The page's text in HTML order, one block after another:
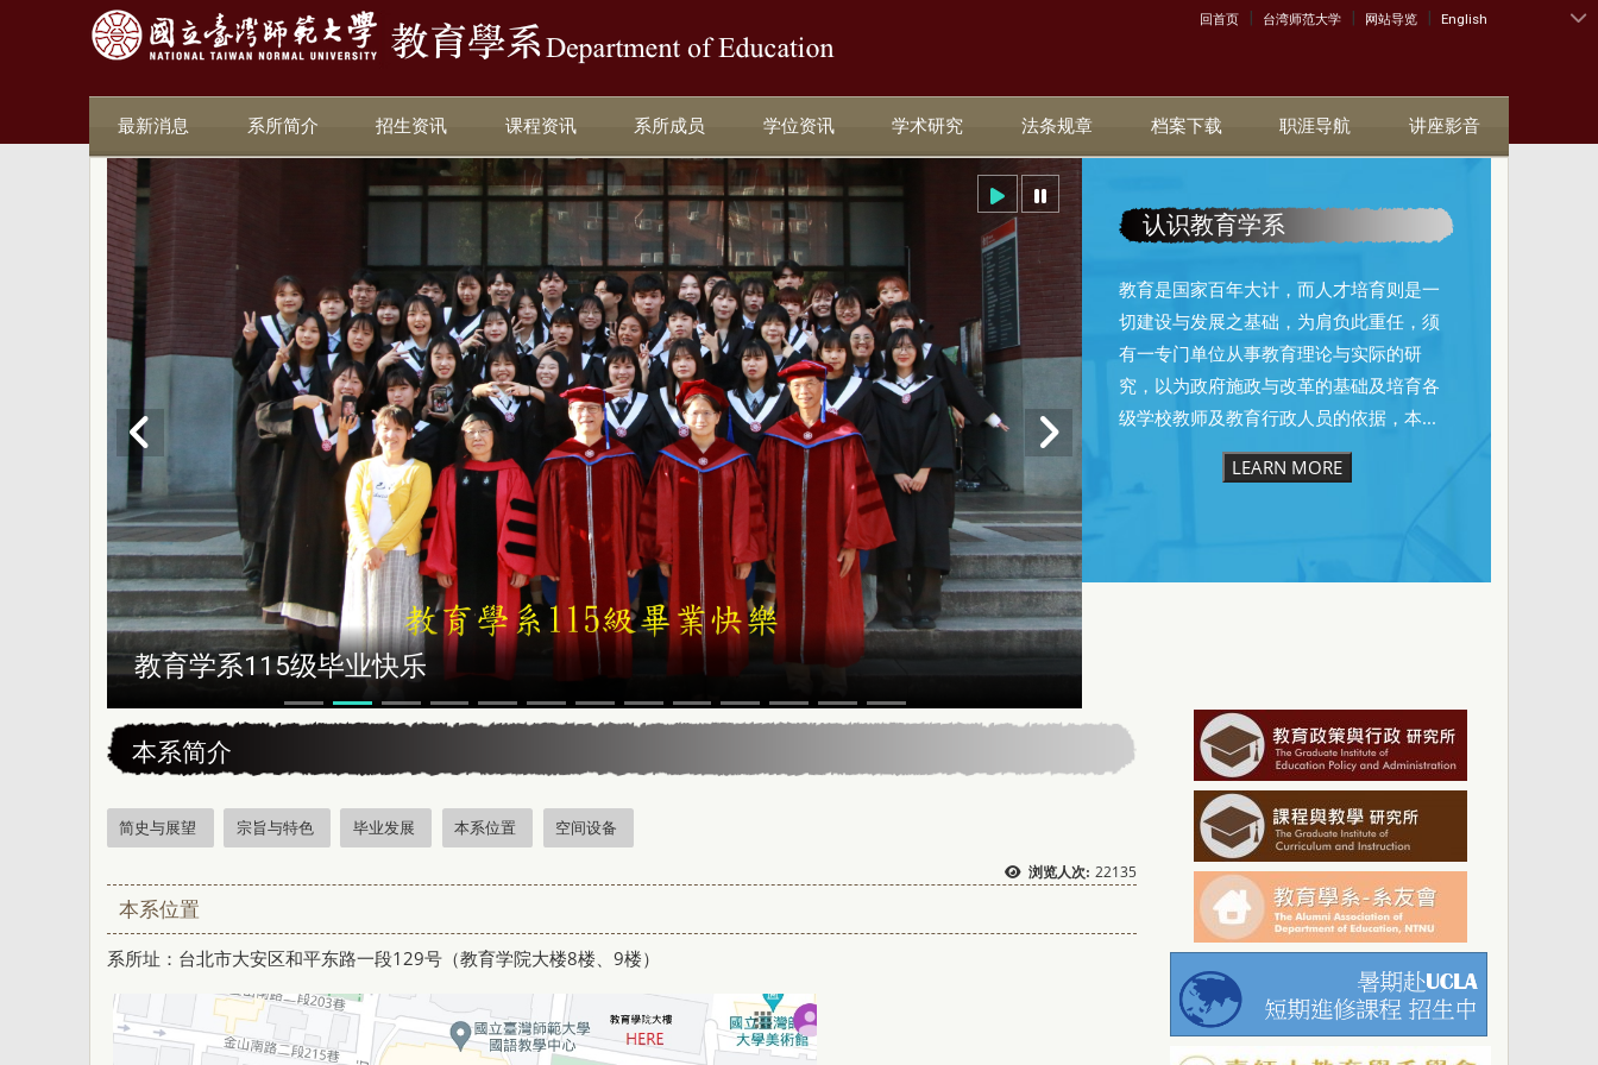
:::
回首页 | 台湾师范大学 | 网站导览 | English
最新消息 系所简介 招生资讯 课程资讯 系所成员 学位资讯 学术研究 法条规章 档案下载 职涯导航 讲座影音
教育学系115级毕业快乐
认识教育学系
教育是国家百年大计，而人才培育则是一
切建设与发展之基础，为肩负此重任，须
有一专门单位从事教育理论与实际的研
究，以为政府施政与改革的基础及培育各
级学校教师及教育行政人员的依据，本...
LEARN MORE
本系简介
简史与展望 宗旨与特色 毕业发展 本系位置 空间设备
浏览人次: 22135
本系位置
系所址：台北市大安区和平东路一段129号（教育学院大楼8楼、9楼）